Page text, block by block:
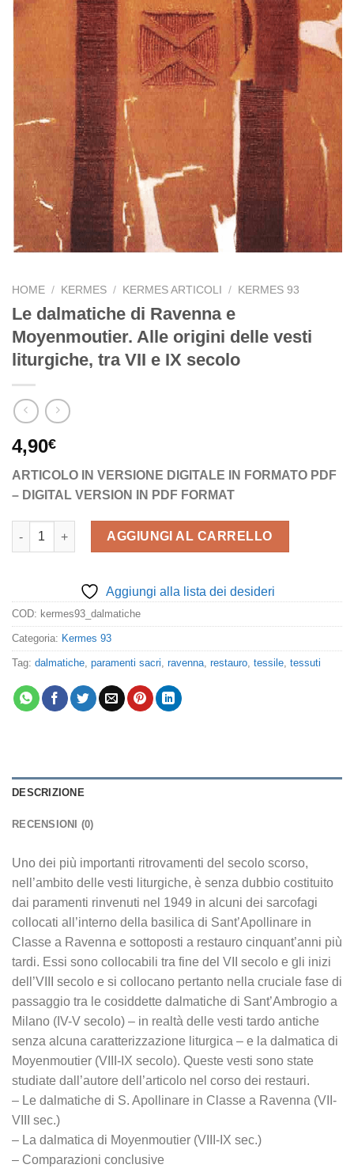
HOME / KERMES / KERMES ARTICOLI / KERMES 93
Le dalmatiche di Ravenna e
Moyenmoutier. Alle origini delle vesti
liturgiche, tra VII e IX secolo
4,90€
ARTICOLO IN VERSIONE DIGITALE IN FORMATO PDF
– DIGITAL VERSION IN PDF FORMAT
Le dalmatiche di Ravenna e Moyenmoutier. Alle origini delle
AGGIUNGI AL CARRELLO
Aggiungi alla lista dei desideri
COD: kermes93_dalmatiche
Categoria: Kermes 93
Tag: dalmatiche, paramenti sacri, ravenna, restauro, tessile, tessuti
DESCRIZIONE
RECENSIONI (0)
Uno dei più importanti ritrovamenti del secolo scorso,
nell’ambito delle vesti liturgiche, è senza dubbio costituito
dai paramenti rinvenuti nel 1949 in alcuni dei sarcofagi
collocati all’interno della basilica di Sant’Apollinare in
Classe a Ravenna e sottoposti a restauro cinquant’anni più
tardi. Essi sono collocabili tra fine del VII secolo e gli inizi
dell’VIII secolo e si collocano pertanto nella cruciale fase di
passaggio tra le cosiddette dalmatiche di Sant’Ambrogio a
Milano (IV-V secolo) – in realtà delle vesti tardo antiche
senza alcuna caratterizzazione liturgica – e la dalmatica di
Moyenmoutier (VIII-IX secolo). Queste vesti sono state
studiate dall’autore dell’articolo nel corso dei restauri.
– Le dalmatiche di S. Apollinare in Classe a Ravenna (VII-
VIII sec.)
– La dalmatica di Moyenmoutier (VIII-IX sec.)
– Comparazioni conclusive